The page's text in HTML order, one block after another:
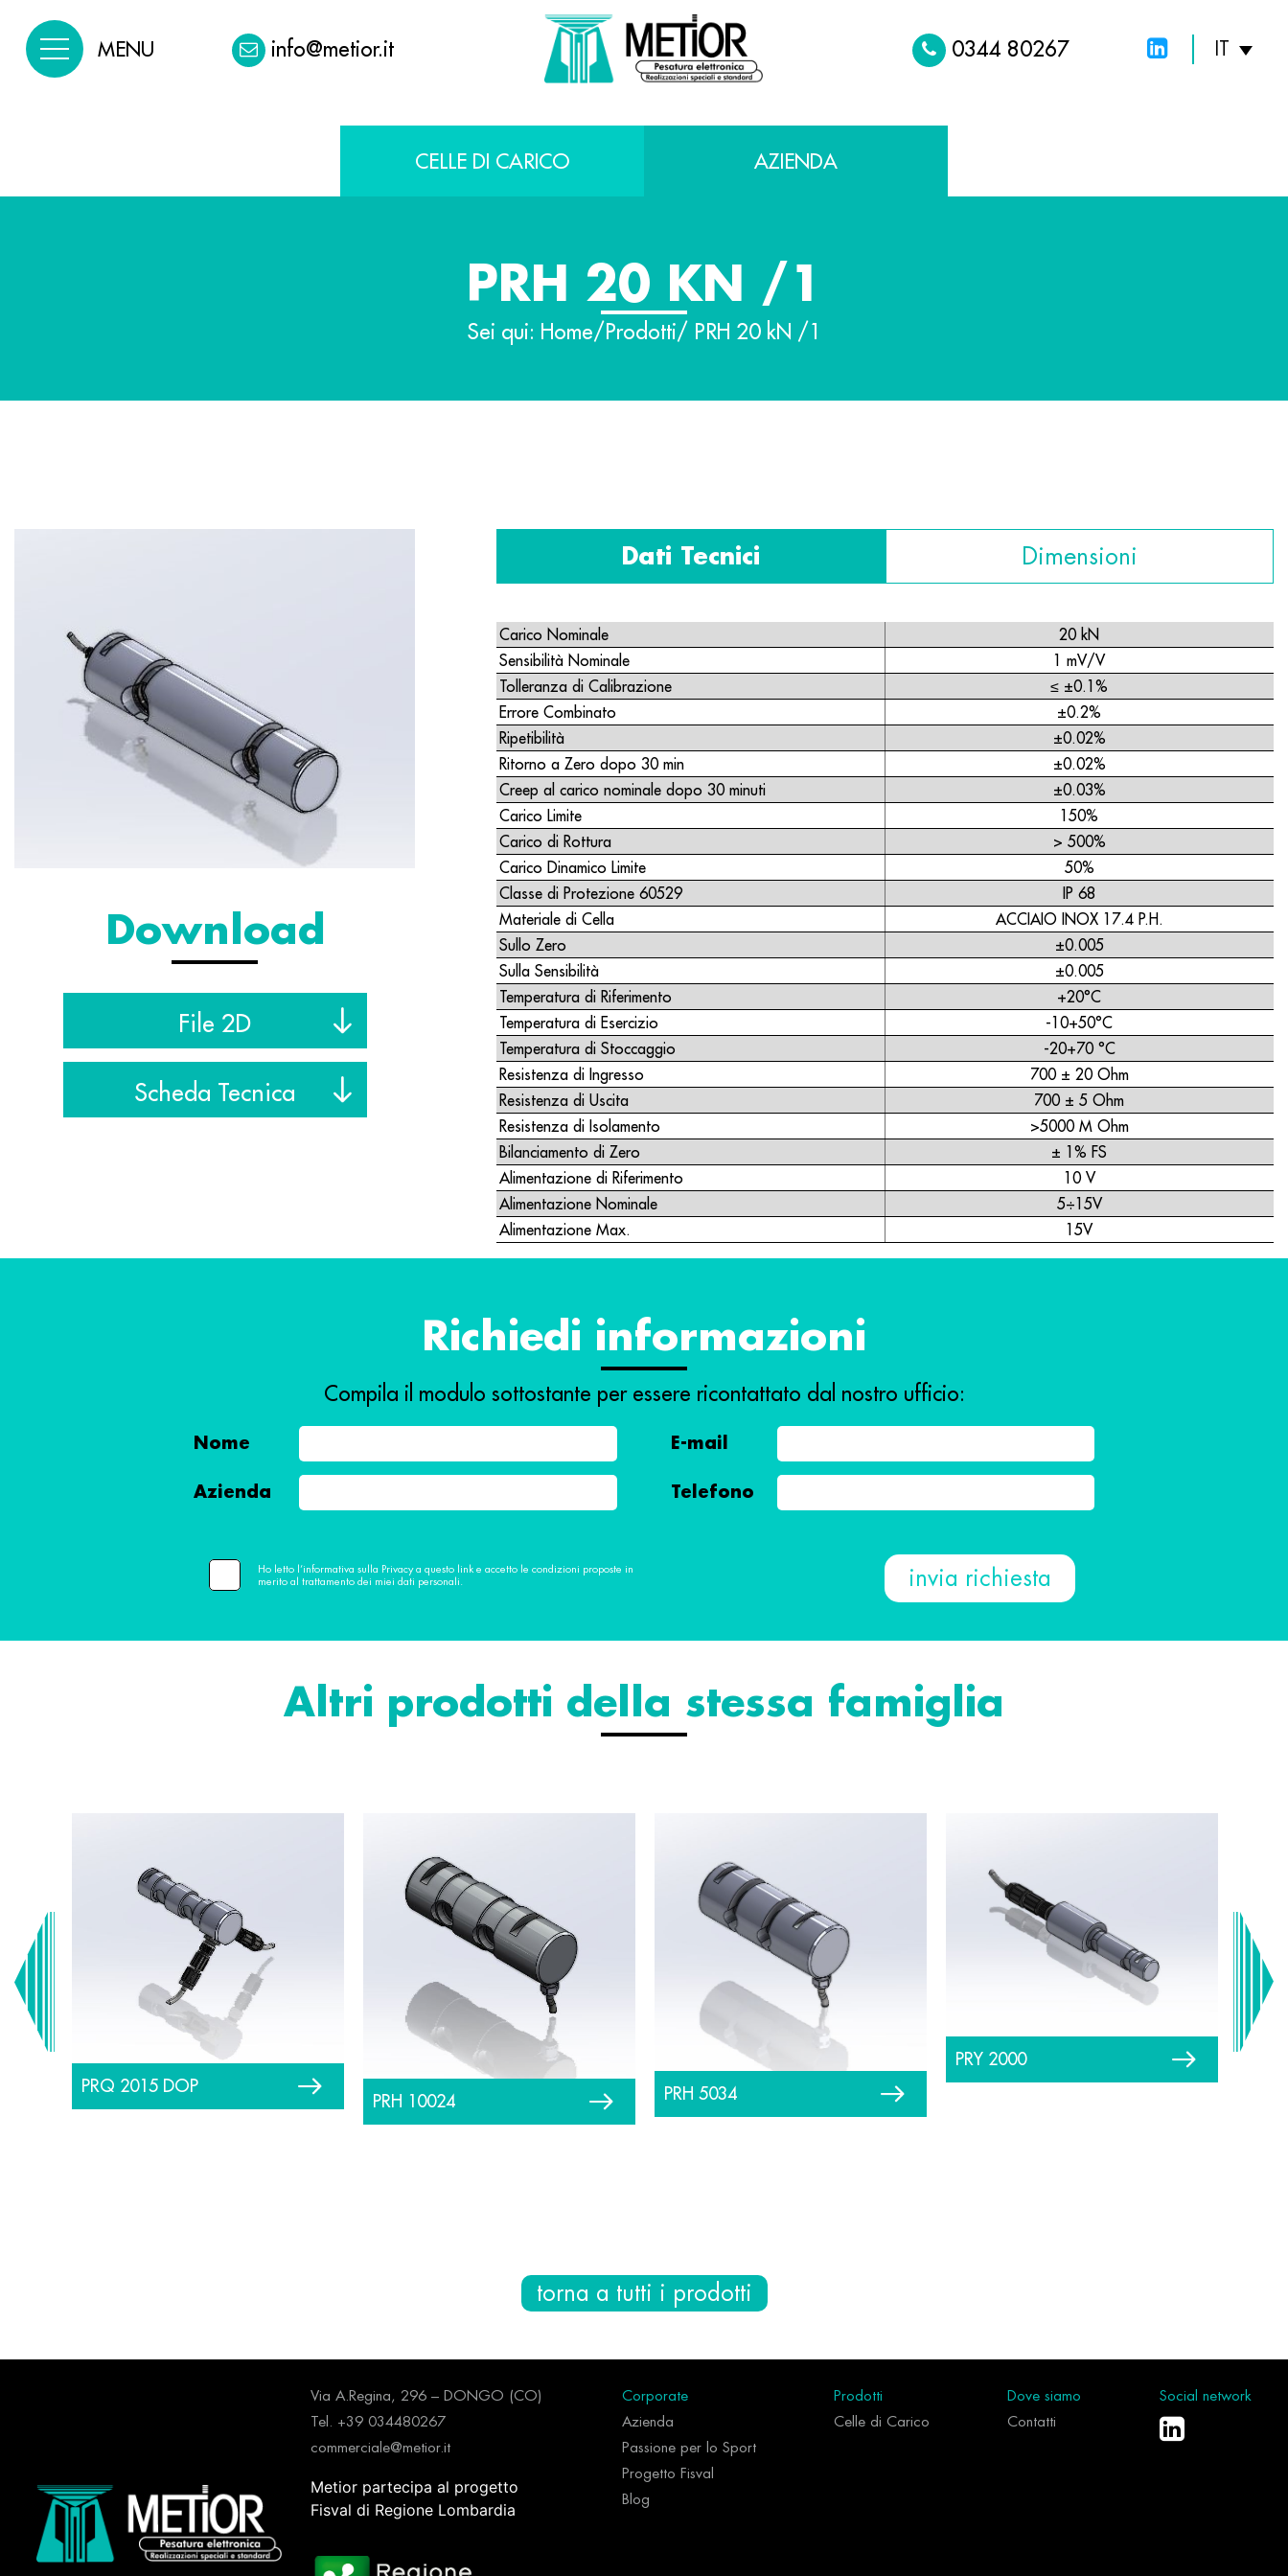
MENU info@metior.it 0344 80267 IT
CELLE DI CARICO AZIENDA
PRH 20 KN /1
Sei qui: Home/ Prodotti/ PRH 20 kN /1
Download
File 2D
Scheda Tecnica
Dati Tecnici Dimensioni
Carico Nominale
20 kN
Sensibilità Nominale
1 mV/V
Tolleranza di Calibrazione
≤ ±0.1%
Errore Combinato
±0.2%
Ripetibilità
±0.02%
Ritorno a Zero dopo 30 min
±0.02%
Creep al carico nominale dopo 30 minuti
±0.03%
Carico Limite
150%
Carico di Rottura
> 500%
Carico Dinamico Limite
50%
Classe di Protezione 60529
IP 68
Materiale di Cella
ACCIAIO INOX 17.4 P.H.
Sullo Zero
±0.005
Sulla Sensibilità
±0.005
Temperatura di Riferimento
+20°C
Temperatura di Esercizio
-10+50°C
Temperatura di Stoccaggio
-20+70 °C
Resistenza di Ingresso
700 ± 20 Ohm
Resistenza di Uscita
700 ± 5 Ohm
Resistenza di Isolamento
>5000 M Ohm
Bilanciamento di Zero
± 1% FS
Alimentazione di Riferimento
10 V
Alimentazione Nominale
5÷15V
Alimentazione Max.
15V
Richiedi informazioni
Compila il modulo sottostante per essere ricontattato dal nostro ufficio:
Nome E-mail
Azienda Telefono
Ho letto l’informativa sulla Privacy a questo link e accetto le condizioni proposte in
merito al trattamento dei miei dati personali.
Altri prodotti della stessa famiglia
PRQ 2015 DOP
PRH 10024 PRH 5034
PRY 2000
torna a tutti i prodotti
Via A.Regina, 296 – DONGO (CO)
Tel. +39 034480267
commerciale@metior.it
Metior partecipa al progetto
Fisval di Regione Lombardia
Corporate
Azienda
Passione per lo Sport
Progetto Fisval
Blog
Prodotti
Celle di Carico
Dove siamo
Contatti
Social network